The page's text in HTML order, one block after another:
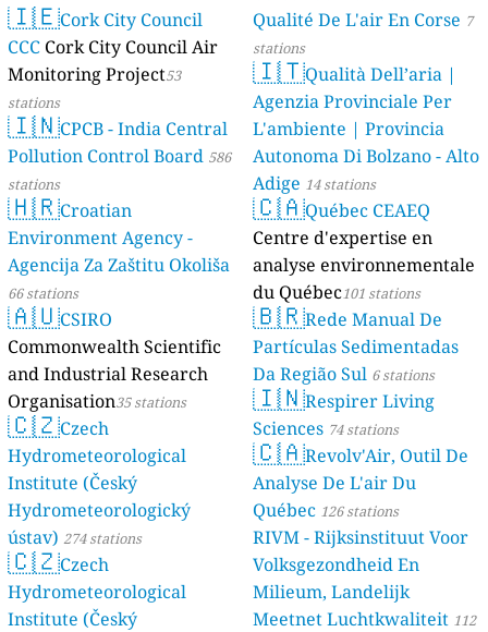
AMBIENTAL) 23 stations
🇮🇪Cork City Council
CCC Cork City Council Air
Monitoring Project53
stations
🇮🇳CPCB - India Central
Pollution Control Board 586
stations
🇭🇷Croatian
Environment Agency -
Agencija Za Zaštitu Okoliša
66 stations
🇦🇺CSIRO
Commonwealth Scientific
and Industrial Research
Organisation35 stations
🇨🇿Czech
Hydrometeorological
Institute (Český
Hydrometeorologický
ústav) 274 stations
🇨🇿Czech
Hydrometeorological
Institute (Český
Qualité De L'air En Corse 7
stations
🇮🇹Qualità Dell’aria |
Agenzia Provinciale Per
L'ambiente | Provincia
Autonoma Di Bolzano - Alto
Adige 14 stations
🇨🇦Québec CEAEQ
Centre d'expertise en
analyse environnementale
du Québec101 stations
🇧🇷Rede Manual De
Partículas Sedimentadas
Da Região Sul 6 stations
🇮🇳Respirer Living
Sciences 74 stations
🇨🇦Revolv'Air, Outil De
Analyse De L'air Du
Québec 126 stations
RIVM - Rijksinstituut Voor
Volksgezondheid En
Milieum, Landelijk
Meetnet Luchtkwaliteit 112